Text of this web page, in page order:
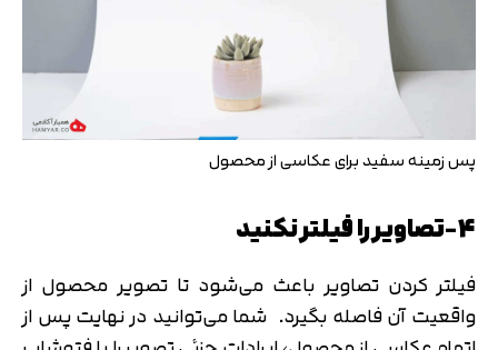
پس زمینه سفید برای عکاسی از محصول
4-تصاویر را فیلتر نکنید
فیلتر کردن تصاویر باعث می‌شود تا تصویر محصول از
واقعیت آن فاصله بگیرد. شما می‌توانید در نهایت پس از